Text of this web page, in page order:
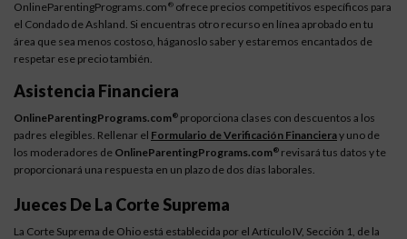
OnlineParentingPrograms.com ® ofrece precios competitivos específicos para
el Condado de Ashland. Si encuentras otro recurso en línea aprobado en tu
área que sea menos costoso, háganoslo saber y estaremos encantados de
respetar ese precio también.
Asistencia Financiera
OnlineParentingPrograms.com® proporciona clases con descuentos a los
padres elegibles. Rellenar el Formulario de Verificación Financieray uno de
los moderadores de OnlineParentingPrograms.com® revisará tus datos y te
proporcionará una respuesta en un plazo de dos días laborales.
Jueces De La Corte Suprema
La Corte Suprema de Ohio está establecida por el Artículo IV, Sección 1, de la